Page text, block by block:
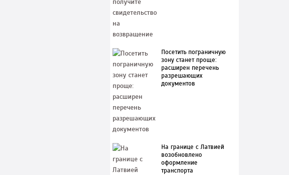
Посетить пограничную
зону станет проще:
расширен перечень
разрешающих
документов
На границе с Латвией
возобновлено
оформление
транспорта